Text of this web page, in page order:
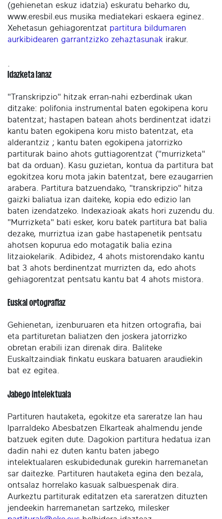
(gehienetan eskuz idatzia) eskuratu beharko du,
www.eresbil.eus musika mediatekari eskaera eginez.
Xehetasun gehiagorentzat partitura bildumaren
aurkibidearen garrantzizko zehaztasunak irakur.
Idazketa lanaz
"Transkripzio" hitzak erran-nahi ezberdinak ukan
ditzake: polifonia instrumental baten egokipena koru
batentzat; hastapen batean ahots berdinentzat idatzi
kantu baten egokipena koru misto batentzat, eta
alderantziz ; kantu baten egokipena jatorrizko
partiturak baino ahots guttiagorentzat ("murrizketa"
bat da orduan). Kasu guzietan, kontua da partitura bat
egokitzea koru mota jakin batentzat, bere ezaugarrien
arabera. Partitura batzuendako, "transkripzio" hitza
gaizki baliatua izan daiteke, kopia edo edizio lan
baten izendatzeko. Indexazioak akats hori zuzendu du.
"Murrizketa" bati esker, koru batek partitura bat balia
dezake, murriztua izan gabe hastapenetik pentsatu
ahotsen kopurua edo motagatik balia ezina
litzaiokelarik. Adibidez, 4 ahots mistorendako kantu
bat 3 ahots berdinentzat murrizten da, edo ahots
gehiagorentzat pentsatu kantu bat 4 ahots mistora.
Euskal ortografiaz
Gehienetan, izenburuaren eta hitzen ortografia, bai
eta partituretan baliatzen den joskera jatorrizko
obretan erabili izan direnak dira. Baliteke
Euskaltzaindiak finkatu euskara batuaren araudiekin
bat ez egitea.
Jabego intelektuala
Partituren hautaketa, egokitze eta sareratze lan hau
Iparraldeko Abesbatzen Elkarteak ahalmendu jende
batzuek egiten dute. Dagokion partitura hedatua izan
dadin nahi ez duten kantu baten jabego
intelektualaren eskubidedunak gurekin harremanetan
sar daitezke. Partituren hautaketa egina den bezala,
ontsalaz horrelako kasuak salbuespenak dira.
Aurkeztu partiturak editatzen eta sareratzen dituzten
jendeekin harremanetan sartzeko, milesker